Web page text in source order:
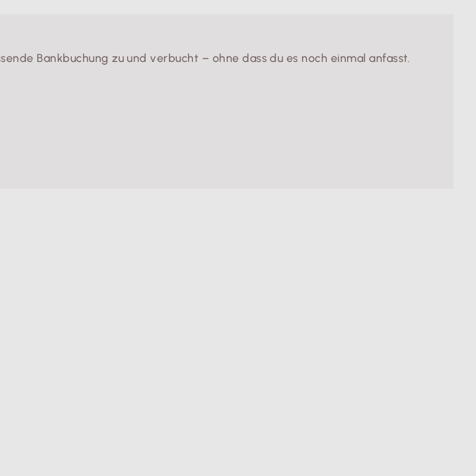
Bankbuchung zu und verbucht – ohne dass du es noch einmal anfasst.